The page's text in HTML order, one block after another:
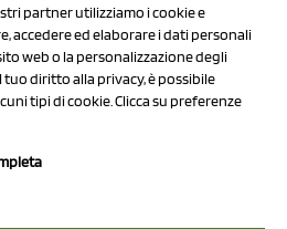
Policy
Policy
Chi Siamo
partner utilizziamo i cookie e
accedere ed elaborare i dati personali
web o la personalizzazione degli
diritto alla privacy, è possibile
tipi di cookie. Clicca su preferenze